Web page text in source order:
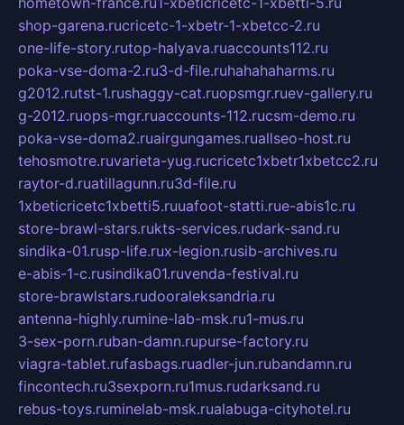
shop-garena.rucricetc-1-xbetr-1-xbetcc-2.ru
one-life-story.rutop-halyava.ruaccounts112.ru
poka-vse-doma-2.ru3-d-file.ruhahahaharms.ru
g2012.rutst-1.rushaggy-cat.ruopsmgr.ruev-gallery.ru
g-2012.ruops-mgr.ruaccounts-112.rucsm-demo.ru
poka-vse-doma2.ruairgungames.ruallseo-host.ru
tehosmotre.ruvarieta-yug.rucricetc1xbetr1xbetcc2.ru
raytor-d.ruatillagunn.ru3d-file.ru
1xbeticricetc1xbetti5.ruuafoot-statti.rue-abis1c.ru
store-brawl-stars.rukts-services.rudark-sand.ru
sindika-01.rusp-life.rux-legion.rusib-archives.ru
e-abis-1-c.rusindika01.ruvenda-festival.ru
store-brawlstars.rudooraleksandria.ru
antenna-highly.rumine-lab-msk.ru1-mus.ru
3-sex-porn.ruban-damn.rupurse-factory.ru
viagra-tablet.rufasbags.ruadler-jun.rubandamn.ru
fincontech.ru3sexporn.ru1mus.rudarksand.ru
rebus-toys.ruminelab-msk.rualabuga-cityhotel.ru